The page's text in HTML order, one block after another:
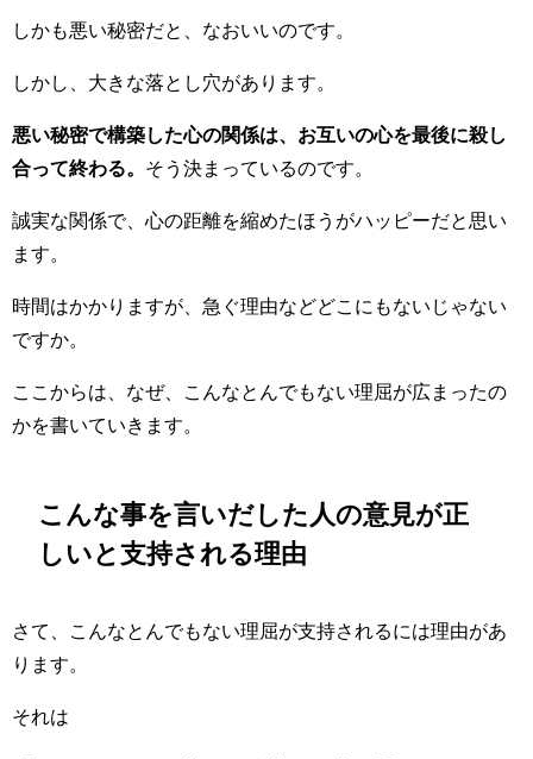
しかも悪い秘密だと、なおいいのです。
しかし、大きな落とし穴があります。
悪い秘密で構築した心の関係は、お互いの心を最後に殺し
合って終わる。 そう決まっているのです。
誠実な関係で、心の距離を縮めたほうがハッピーだと思い
ます。
時間はかかりますが、急ぐ理由などどこにもないじゃない
ですか。
ここからは、なぜ、こんなとんでもない理屈が広まったの
かを書いていきます。
こんな事を言いだした人の意見が正
しいと支持される理由
さて、こんなとんでもない理屈が支持されるには理由があ
ります。
それは